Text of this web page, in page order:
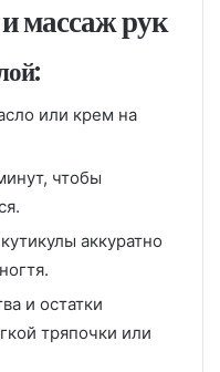
массаж рук
или крем на
чтобы
аккуратно
и остатки
тряпочки или